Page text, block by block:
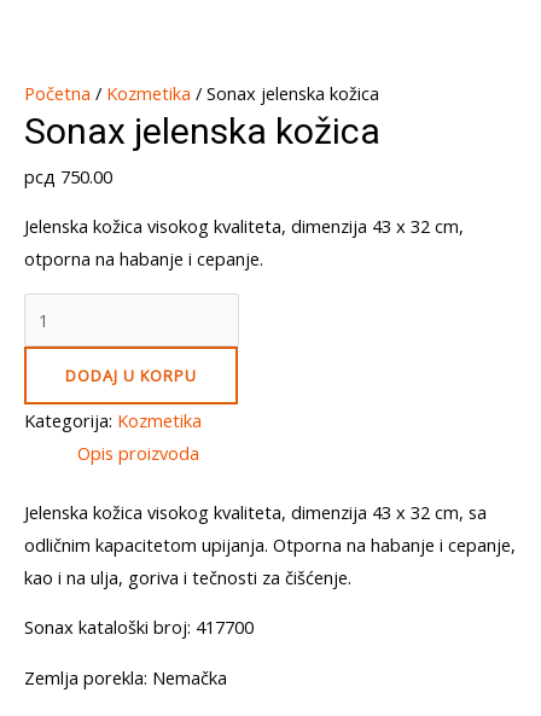
Početna / Kozmetika / Sonax jelenska kožica
Sonax jelenska kožica
рсд 750.00
Jelenska kožica visokog kvaliteta, dimenzija 43 x 32 cm,
otporna na habanje i cepanje.
jelenska
kožica
quantity
DODAJ U KORPU
Kategorija: Kozmetika
Opis proizvoda
Jelenska kožica visokog kvaliteta, dimenzija 43 x 32 cm, sa
odličnim kapacitetom upijanja. Otporna na habanje i cepanje,
kao i na ulja, goriva i tečnosti za čišćenje.
Sonax kataloški broj: 417700
Zemlja porekla: Nemačka